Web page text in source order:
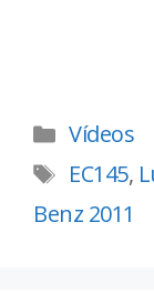
Vídeos
EC145,
Benz 2011